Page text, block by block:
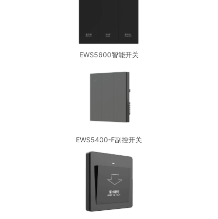
EWS5600智能开关
EWS5400-F副控开关